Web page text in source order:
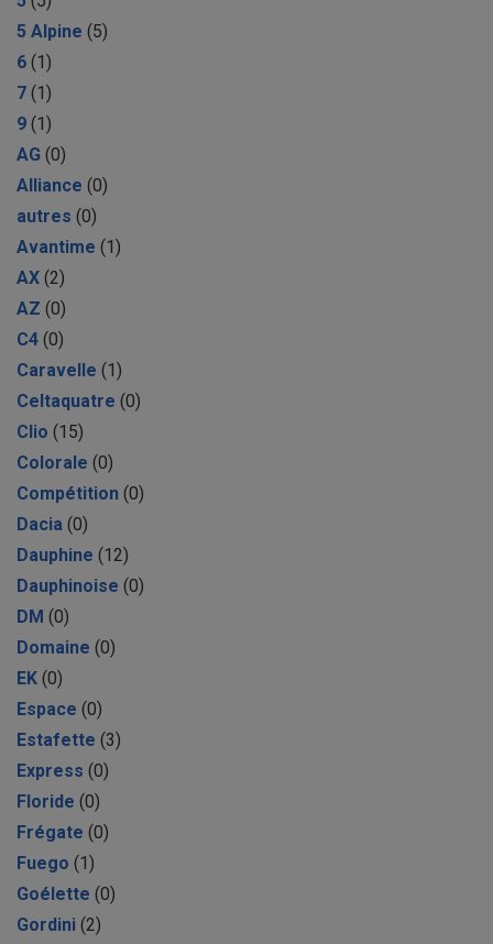
5 Alpine (5)
6 (1)
7 (1)
9 (1)
AG (0)
Alliance (0)
autres (0)
Avantime (1)
AX (2)
AZ (0)
C4 (0)
Caravelle (1)
Celtaquatre (0)
Clio (15)
Colorale (0)
Compétition (0)
Dacia (0)
Dauphine (12)
Dauphinoise (0)
DM (0)
Domaine (0)
EK (0)
Espace (0)
Estafette (3)
Express (0)
Floride (0)
Frégate (0)
Fuego (1)
Goélette (0)
Gordini (2)